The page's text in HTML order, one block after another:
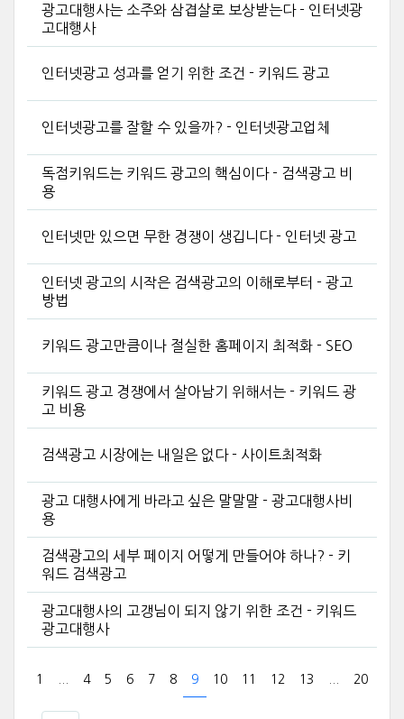
광고대행사는 소주와 삼겹살로 보상받는다 - 인터넷광
고대행사
인터넷광고 성과를 얻기 위한 조건 - 키워드 광고
인터넷광고를 잘할 수 있을까? - 인터넷광고업체
독점키워드는 키워드 광고의 핵심이다 - 검색광고 비
용
인터넷만 있으면 무한 경쟁이 생깁니다 - 인터넷 광고
인터넷 광고의 시작은 검색광고의 이해로부터 - 광고
방법
키워드 광고만큼이나 절실한 홈페이지 최적화 - SEO
키워드 광고 경쟁에서 살아남기 위해서는 - 키워드 광
고 비용
검색광고 시장에는 내일은 없다 - 사이트최적화
광고 대행사에게 바라고 싶은 말말말 - 광고대행사비
용
검색광고의 세부 페이지 어떻게 만들어야 하나? - 키
워드 검색광고
광고대행사의 고갱님이 되지 않기 위한 조건 - 키워드
광고대행사
1 4 5 6 7 8 9 10 11 12 13 20